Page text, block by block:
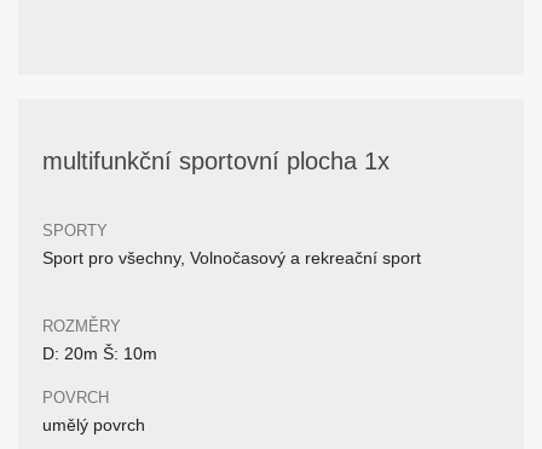
multifunkční sportovní plocha 1x
SPORTY
Sport pro všechny, Volnočasový a rekreační sport
ROZMĚRY
D: 20m Š: 10m
POVRCH
umělý povrch